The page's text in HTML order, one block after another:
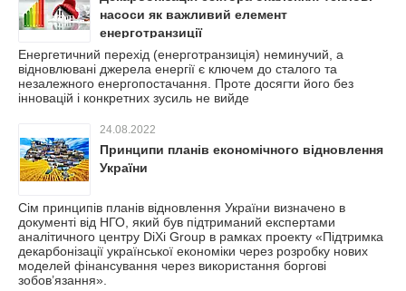
насоси як важливий елемент
енерготранзиції
Енергетичний перехід (енерготранзиція) неминучий, а
відновлювані джерела енергії є ключем до сталого та
незалежного енергопостачання. Проте досягти його без
інновацій і конкретних зусиль не вийде
24.08.2022
Принципи планів економічного відновлення
України
Сім принципів планів відновлення України визначено в
документі від НГО, який був підтриманий експертами
аналітичного центру DiXi Group в рамках проекту «Підтримка
декарбонізації української економіки через розробку нових
моделей фінансування через використання боргові
зобов’язання».